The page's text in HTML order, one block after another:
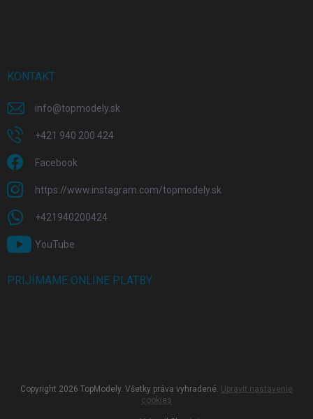
KONTAKT
info@topmodely.sk
+421 940 200 424
Facebook
https://www.instagram.com/topmodely.sk
+421940200424
YouTube
PRIJÍMAME ONLINE PLATBY
Copyright 2026 TopModely. Všetky práva vyhradené. Upraviť nastavenie
cookies